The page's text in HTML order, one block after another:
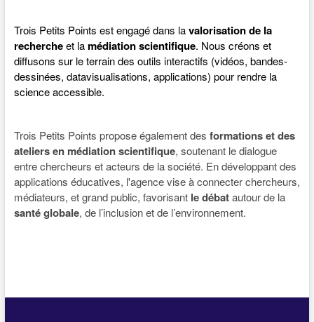
Trois Petits Points est engagé dans lavalorisation de la
rechercheet lamédiation scientifique. Nous créons et
diffusons sur le terrain des outils interactifs (vidéos, bandes-
dessinées, datavisualisations, applications) pour rendre la
science accessible.
Trois Petits Points propose également des formations et des
ateliers en médiation scientifique, soutenant le dialogue
entre chercheurs et acteurs de la société. En développant des
applications éducatives, l'agence vise à connecter chercheurs,
médiateurs, et grand public, favorisant le débatautour de la
santé globale, de l’inclusion et de l’environnement.